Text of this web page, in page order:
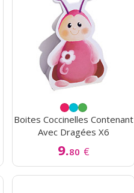
Boites Coccinelles Contenant
Avec Dragées X6
9.80 €